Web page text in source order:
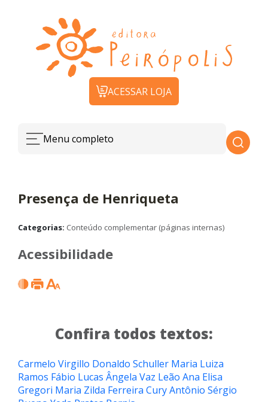
ACESSAR LOJA
Menu completo
Presença de Henriqueta
Categorias: Conteúdo complementar (páginas internas)
Acessibilidade
Confira todos textos:
Carmelo Virgillo Donaldo Schuller Maria Luiza
Ramos Fábio Lucas Ângela Vaz Leão Ana Elisa
Gregori Maria Zilda Ferreira CuryAntônio Sérgio